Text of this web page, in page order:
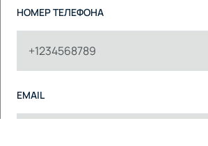
НОМЕР ТЕЛЕФОНА
EMAIL